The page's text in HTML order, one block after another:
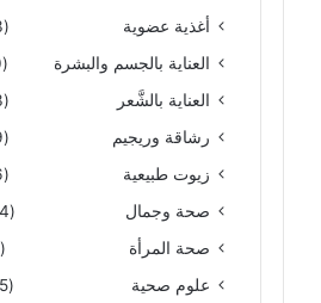
أغذية عضوية
(63)
العناية بالجسم والبشرة
(50)
العناية بالشَّعر
(33)
رشاقة وريجيم
(39)
زيوت طبيعية
(36)
صحة وجمال
(154)
صحة المرأة
(91)
علوم صحية
(125)